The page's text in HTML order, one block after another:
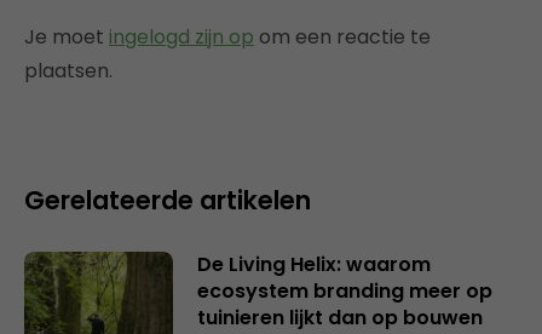
Je moet ingelogd zijn op om een reactie te
plaatsen.
Gerelateerde artikelen
De Living Helix: waarom
ecosystem branding meer op
tuinieren lijkt dan op bouwen